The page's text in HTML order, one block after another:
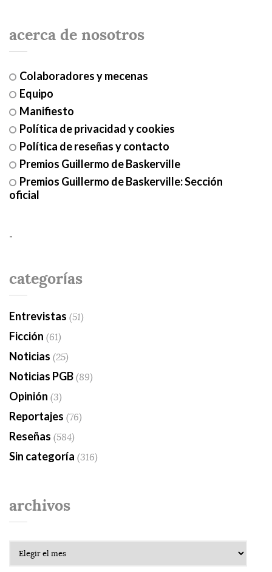
acerca de nosotros
Colaboradores y mecenas
Equipo
Manifiesto
Política de privacidad y cookies
Política de reseñas y contacto
Premios Guillermo de Baskerville
Premios Guillermo de Baskerville: Sección
oficial
-
categorías
Entrevistas (51)
Ficción (61)
Noticias (25)
Noticias PGB(89)
Opinión (3)
Reportajes (76)
Reseñas (584)
Sin categoría (316)
archivos